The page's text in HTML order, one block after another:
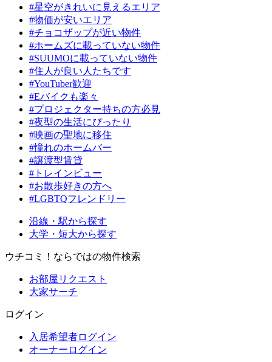
#星空がきれいに見えるエリア
#物価が安いエリア
#チョコザップが近い物件
#ホームズに載っていない物件
#SUUMOに載っていない物件
#住人が良い人たちです
#YouTuber歓迎
#Eバイクも楽々
#プロジェクター持ちの方必見
#夜型の生活にぴったり
#映画の聖地に移住
#憧れのホームバー
#譲渡型賃貸
#トレインビュー
#お散歩好きの方へ
#LGBTQフレンドリー
沿線・駅から探す
大学・短大から探す
ウチコミ！ならではの物件検索
お部屋リクエスト
大家サーチ
ログイン
入居希望者ログイン
オーナーログイン